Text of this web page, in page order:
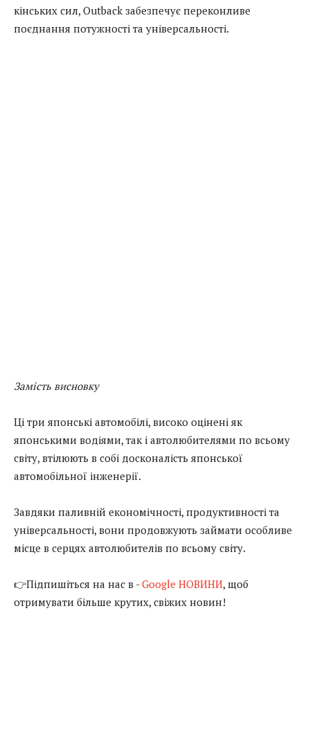
кінських сил, Outback забезпечує переконливе
поєднання потужності та універсальності.
Замість висновку
Ці три японські автомобілі, високо оцінені як
японськими водіями, так і автолюбителями по всьому
світу, втілюють в собі досконалість японської
автомобільної інженерії.
Завдяки паливній економічності, продуктивності та
універсальності, вони продовжують займати особливе
місце в серцях автолюбителів по всьому світу.
👉Підпишіться на нас в -Google НОВИНИ, щоб
отримувати більше крутих, свіжих новин!